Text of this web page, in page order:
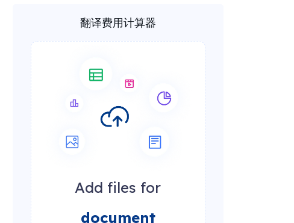
翻译费用计算器
Add files for
document